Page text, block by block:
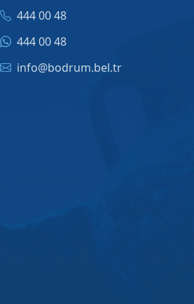
444 00 48
444 00 48
info@bodrum.bel.tr